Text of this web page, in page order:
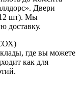
Двери
12 шт). Мы
доставку.
где вы можете
как для